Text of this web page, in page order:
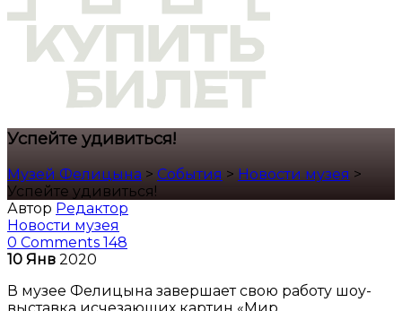
Успейте удивиться!
Музей Фелицына > События > Новости музея >
Успейте удивиться!
Автор Редактор
Новости музея
0 Comments 148
10 Янв 2020
В музее Фелицына завершает свою работу шоу-